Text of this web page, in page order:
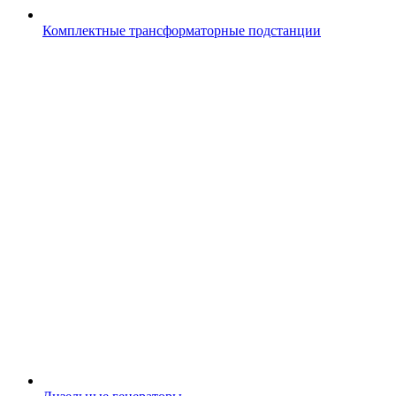
Комплектные трансформаторные подстанции